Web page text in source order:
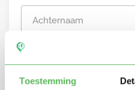
Toestemming